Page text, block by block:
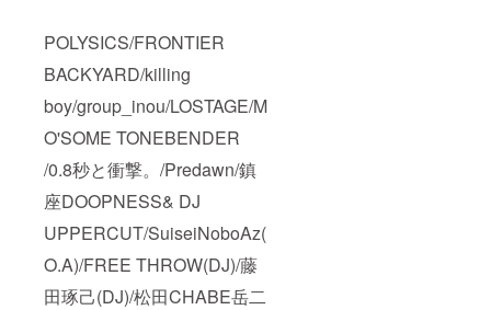
POLYSICS/FRONTIER
BACKYARD/killing
boy/group_inou/LOSTAGE/M
O'SOME TONEBENDER
/0.8秒と衝撃。/Predawn/鎮
座DOOPNESS& DJ
UPPERCUT/SuiseiNoboAz(
O.A)/FREE THROW(DJ)/藤
田琢己(DJ)/松田CHABE岳二